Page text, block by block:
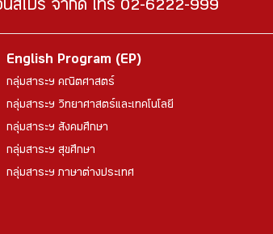
สไปร์ จำกัด โทร 02-6222-999
English Program (EP)
กลุ่มสาระฯ คณิตศาสตร์
กลุ่มสาระฯ วิทยาศาสตร์และเทคโนโลยี
กลุ่มสาระฯ สังคมศึกษา
กลุ่มสาระฯ สุขศึกษา
กลุ่มสาระฯ ภาษาต่างประเทศ